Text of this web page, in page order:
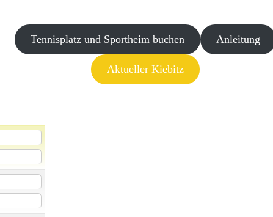
Tennisplatz und Sportheim buchen Anleitung
Aktueller Kiebitz